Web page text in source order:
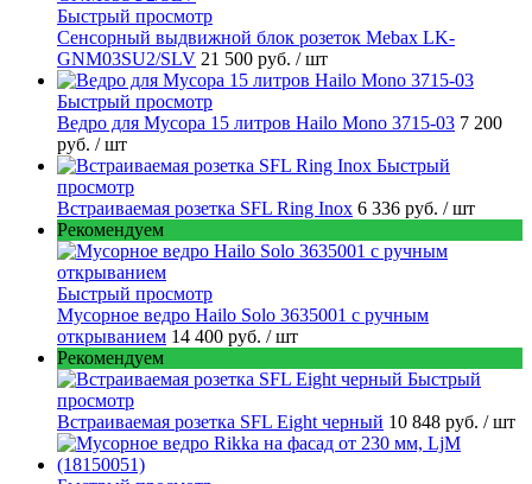
Быстрый просмотр
Сенсорный выдвижной блок розеток Mebax LK-
GNM03SU2/SLV 21 500 руб. / шт
Быстрый просмотр
Ведро для Мусора 15 литров Hailo Mono 3715-03 7 200
руб. / шт
Быстрый
просмотр
Встраиваемая розетка SFL Ring Inox 6 336 руб. / шт
Рекомендуем
Быстрый просмотр
Мусорное ведро Hailo Solo 3635001 c ручным
открыванием 14 400 руб. / шт
Рекомендуем
Быстрый
просмотр
Встраиваемая розетка SFL Eight черный 10 848 руб. / шт